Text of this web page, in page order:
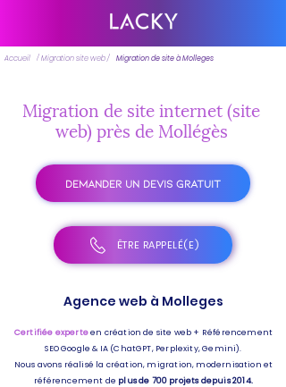
Accueil / Migration site web / Migration de site à Molleges
Migration de site internet (site
web) près de Mollégès
DEMANDER UN DEVIS GRATUIT
ÊTRE RAPPELÉ(E)
Agence web à Molleges
Certifiée experteen création de site web + Référencement
SEO Google & IA (ChatGPT, Perplexity, Gemini).
Nous avons réalisé la création, migration, modernisation et
référencement de plus de 700 projets depuis 2014.